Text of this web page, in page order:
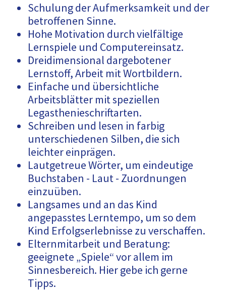
Schulung der Aufmerksamkeit und der
betroffenen Sinne.
Hohe Motivation durch vielfältige
Lernspiele und Computereinsatz.
Dreidimensional dargebotener
Lernstoff, Arbeit mit Wortbildern.
Einfache und übersichtliche
Arbeitsblätter mit speziellen
Legasthenieschriftarten.
Schreiben und lesen in farbig
unterschiedenen Silben, die sich
leichter einprägen.
Lautgetreue Wörter, um eindeutige
Buchstaben - Laut - Zuordnungen
einzuüben.
Langsames und an das Kind
angepasstes Lerntempo, um so dem
Kind Erfolgserlebnisse zu verschaffen.
Elternmitarbeit und Beratung:
geeignete „Spiele“ vor allem im
Sinnesbereich. Hier gebe ich gerne
Tipps.